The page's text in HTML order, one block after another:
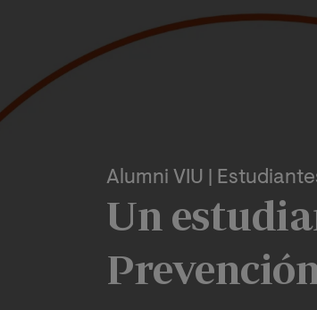
Alumni VIU |
Un